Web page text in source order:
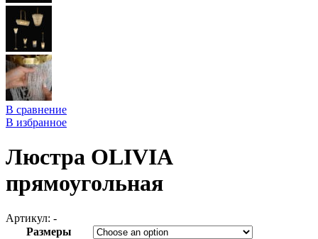
В сравнение
В избранное
Люстра OLIVIA
прямоугольная
Артикул: -
Размеры